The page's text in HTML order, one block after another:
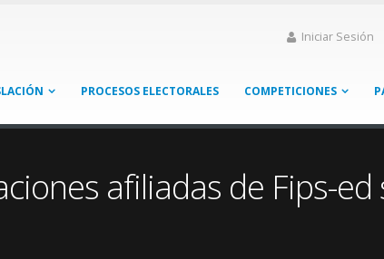
Iniciar Sesión
PROCESOS ELECTORALES COMPETICIONES
afiliadas de Fips-